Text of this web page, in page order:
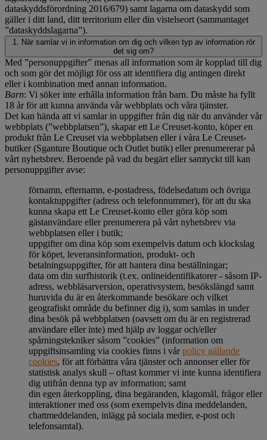
dataskyddsförordning 2016/679) samt lagarna om dataskydd som
gäller i ditt land, ditt territorium eller din vistelseort (sammantaget
”dataskyddslagarna”).
1. När samlar vi in information om dig och vilken typ av information rör
det sig om?
Med ”personuppgifter” menas all information som är kopplad till dig
och som gör det möjligt för oss att identifiera dig antingen direkt
eller i kombination med annan information.
Barn: Vi söker inte erhålla information från barn. Du måste ha fyllt
18 år för att kunna använda vår webbplats och våra tjänster.
Det kan hända att vi samlar in uppgifter från dig när du använder vår
webbplats (”webbplatsen”), skapar ett Le Creuset-konto, köper en
produkt från Le Creuset via webbplatsen eller i våra Le Creuset-
butiker (Sganture Boutique och Outlet butik) eller prenumererar på
vårt nyhetsbrev. Beroende på vad du begärt eller samtyckt till kan
personuppgifter avse:
förnamn, efternamn, e-postadress, födelsedatum och övriga
kontaktuppgifter (adress och telefonnummer), för att du ska
kunna skapa ett Le Creuset-konto eller göra köp som
gästanvändare eller prenumerera på vårt nyhetsbrev via
webbplatsen eller i butik;
uppgifter om dina köp som exempelvis datum och klockslag
för köpet, leveransinformation, produkt- och
betalningsuppgifter, för att hantera dina beställningar;
data om din surfhistorik (t.ex. onlineidentifikatorer - såsom IP-
adress, webbläsarversion, operativsystem, besökslängd samt
huruvida du är en återkommande besökare och vilket
geografiskt område du befinner dig i), som samlas in under
dina besök på webbplatsen (oavsett om du är en registrerad
användare eller inte) med hjälp av loggar och/eller
spårningstekniker såsom ”cookies” (information om
uppgiftsinsamling via cookies finns i vårpolicy gällande
cookies, för att förbättra våra tjänster och annonser eller för
statistisk analys skull – oftast kommer vi inte kunna identifiera
dig utifrån denna typ av information; samt
din egen återkoppling, dina begäranden, klagomål, frågor eller
interaktioner med oss (som exempelvis dina meddelanden,
chattmeddelanden, inlägg på sociala medier, e-post och
telefonsamtal).